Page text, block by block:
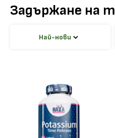
Задържане на
Най-нови